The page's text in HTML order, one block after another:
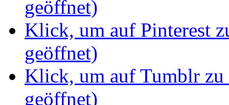
geöffnet)
Klick, um auf Pinterest
geöffnet)
Klick, um auf Tumblr zu
geöffnet)